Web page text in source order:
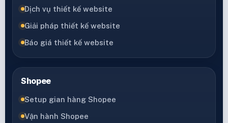
Dịch vụ thiết kế website
Giải pháp thiết kế website
Báo giá thiết kế website
Shopee
Setup gian hàng Shopee
Vận hành Shopee